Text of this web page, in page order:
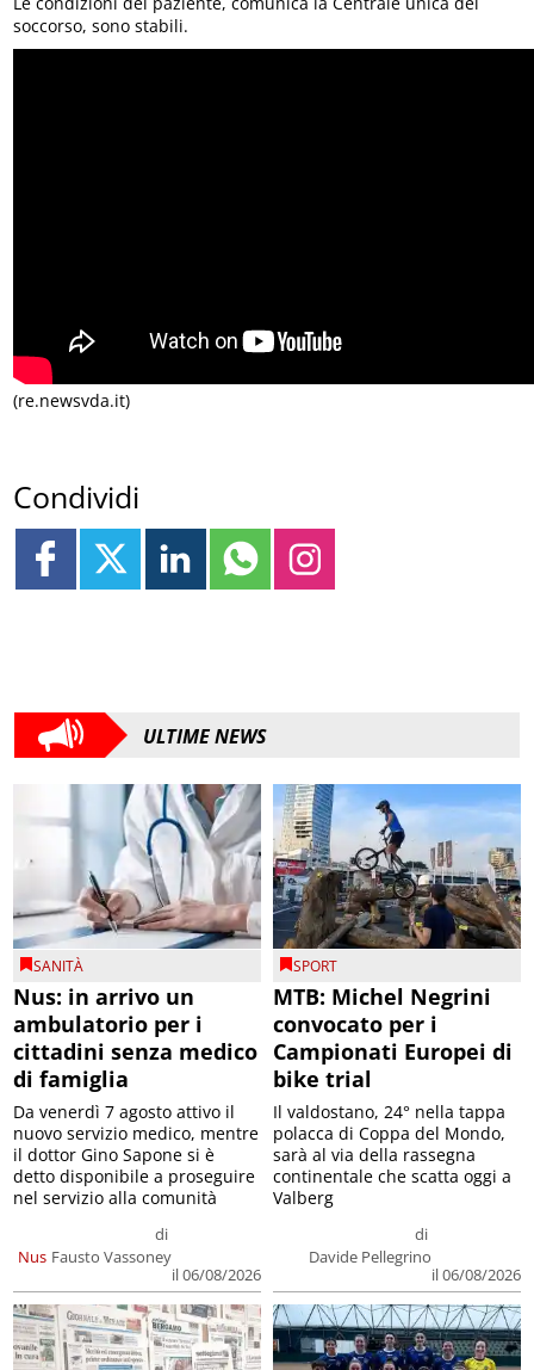
soccorso, sono stabili.
(re.newsvda.it)
Condividi
ULTIME NEWS
SANITÀ
Nus: in arrivo un
ambulatorio per i
cittadini senza medico
di famiglia
Nus
di
Fausto Vassoney
il 06/08/2026
Da venerdì 7 agosto attivo il
nuovo servizio medico, mentre
il dottor Gino Sapone si è
detto disponibile a proseguire
nel servizio alla comunità
SPORT
MTB: Michel Negrini
convocato per i
Campionati Europei di
bike trial
di
Davide Pellegrino
il 06/08/2026
Il valdostano, 24° nella tappa
polacca di Coppa del Mondo,
sarà al via della rassegna
continentale che scatta oggi a
Valberg